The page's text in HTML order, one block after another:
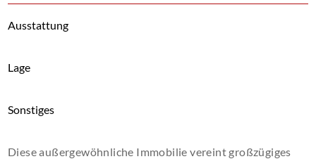
Ausstattung
Lage
Sonstiges
Diese außergewöhnliche Immobilie vereint großzügiges